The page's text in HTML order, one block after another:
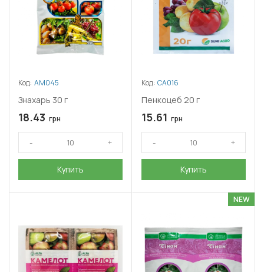
Код: АМ045
Знахарь 30 г
18.43 грн
Купить
Код: СА016
Пенкоцеб 20 г
15.61 грн
Купить
NEW